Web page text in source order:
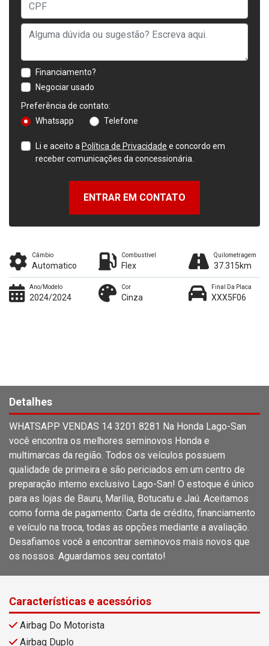
Financiamento?
Negociar usado
Preferência de contato:
Whatsapp
Telefone
Li e aceito a Política de Privacidade e concordo em
receber comunicações da concessionária.
ENTRAR EM CONTATO
Câmbio
Automatico
Combustível
Flex
Quilometragem
37.315km
Ano/Modelo
2024/2024
Cor
Cinza
Final Da Placa
XXX5F06
Detalhes
WHATSAPP VENDAS 14 3201 8281 Na Honda Lago-San
você encontra os melhores seminovos Honda e
multimarcas da região. Todos os veículos possuem
qualidade de primeira e são periciados em um centro de
preparação interno exclusivo Lago-San! O estoque é único
para as lojas de Bauru, Marília, Botucatu e Jaú. Aceitamos
como forma de pagamento: Carta de crédito, financiamento
e veículo na troca, todas as opções mediante a avaliação.
Desafiamos você a encontrar seminovos mais novos que
os nossos. Aguardamos seu contato!
Características e acessórios
Airbag Do Motorista
Airbag Duplo